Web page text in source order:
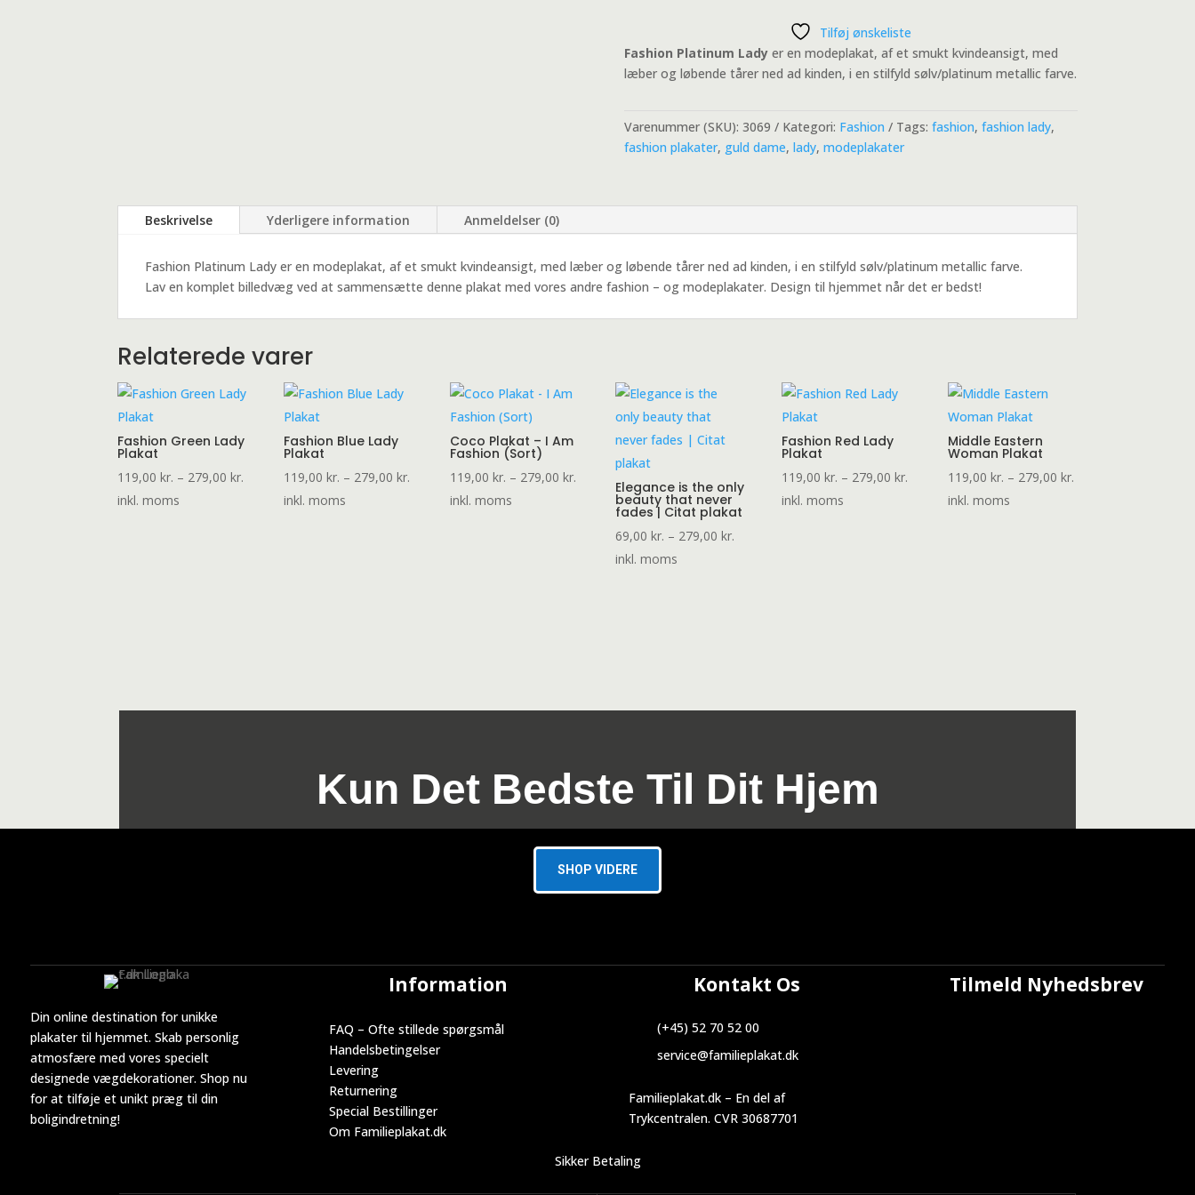
Tilføj ønskeliste
Fashion Platinum Ladyer en modeplakat, af et smukt kvindeansigt, med
læber og løbende tårer ned ad kinden, i en stilfyld sølv/platinum metallic farve.
Varenummer (SKU): 3069 Kategori: Fashion Tags: fashion, fashion lady,
fashion plakater, guld dame, lady, modeplakater
Beskrivelse Yderligere information Anmeldelser (0)
Fashion Platinum Lady er en modeplakat, af et smukt kvindeansigt, med læber og løbende tårer ned ad kinden, i en stilfyld sølv/platinum metallic farve.
Lav en komplet billedvæg ved at sammensætte denne plakat med vores andre fashion – og modeplakater. Design til hjemmet når det er bedst!
Relaterede varer
Fashion Green Lady
Plakat
119,00 kr. – 279,00 kr. Prisinterval:
119,00 kr.
inkl. moms
Fashion Blue Lady
Plakat
119,00 kr. – 279,00 kr.Prisinterval:
119,00 kr.
inkl. moms
Coco Plakat – I Am
Fashion (Sort)
119,00 kr. – 279,00 kr.Prisinterval:
119,00 kr.
279,00 kr.
inkl. moms
Elegance is the only
beauty that never
fades | Citat plakat
69,00kr. – 279,00kr.
inkl. moms
Fashion Red Lady
Plakat
119,00kr. – 279,00kr. Prisinterval:
119,00 kr.
inkl. moms
Middle Eastern
Woman Plakat
119,00kr. – 279,00kr.
inkl. moms
Kun Det Bedste Til Dit Hjem
SHOP VIDERE
Din online destination for unikke
plakater til hjemmet. Skab personlig
atmosfære med vores specielt
designede vægdekorationer. Shop nu
for at tilføje et unikt præg til din
boligindretning!
Information
FAQ – Ofte stillede spørgsmål
Handelsbetingelser
Levering
Returnering
Special Bestillinger
Om Familieplakat.dk
Kontakt Os
(+45) 52 70 52 00
service@familieplakat.dk
Familieplakat.dk – En del af
Trykcentralen. CVR 30687701
Tilmeld Nyhedsbrev
Sikker Betaling